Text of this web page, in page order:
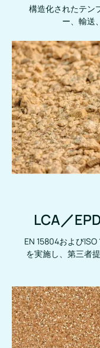
構造化されたテン
ー、輸送
LCA／
EN 15804および
を実施し、第三者